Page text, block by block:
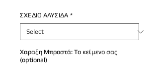
ΣΧΕΔΙΟ ΑΛΥΣΙΔΑ *
Χαραξη Μπροστά: Το κείμενο σας
(optional)